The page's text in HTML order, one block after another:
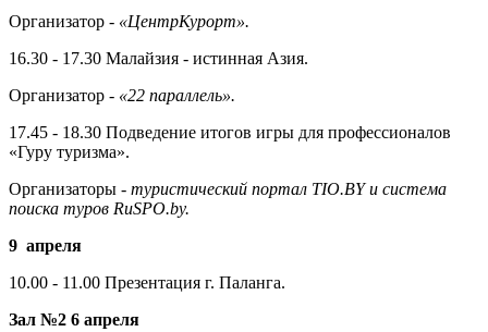
Организатор - «ЦентрКурорт».
16.30 - 17.30 Малайзия - истинная Азия.
Организатор - «22 параллель».
17.45 - 18.30 Подведение итогов игры для профессионалов
«Гуру ту­ризма».
Организаторы - туристический портал TIO.BY и система
поиска туров RuSPO.by.
9 апреля
10.00 - 11.00 Презентация г. Паланга.
Зал №2 6 апреля